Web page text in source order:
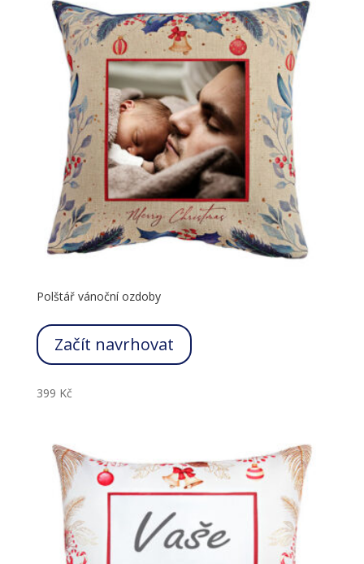
Polštář vánoční ozdoby
Začít navrhovat
399 Kč